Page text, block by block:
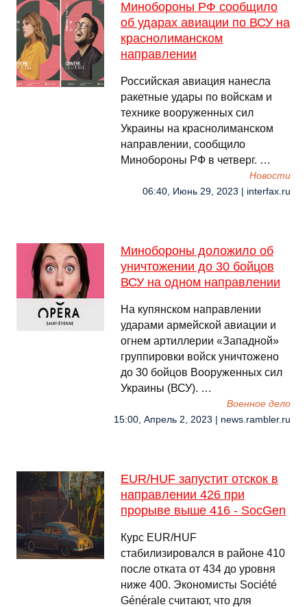
Минобороны РФ сообщило
об ударах авиации по ВСУ на
краснолиманском
направлении
Российская авиация нанесла
ракетные удары по войскам и
технике вооруженных сил
Украины на краснолиманском
направлении, сообщило
Минобороны РФ в четверг. …
Новости
06:40, Июнь 29, 2023 | interfax.ru
Минобороны доложило об
уничтожении до 30 бойцов
ВСУ на одном направлении
На купянском направлении
ударами армейской авиации и
огнем артиллерии «Западной»
группировки войск уничтожено
до 30 бойцов Вооруженных сил
Украины (ВСУ). …
Военное дело
15:00, Апрель 2, 2023 | news.rambler.ru
EUR/HUF запустит отскок в
направлении 426 при
прорыве выше 416 - SocGen
Курс EUR/HUF
стабилизировался в районе 410
после отката от 434 до уровня
ниже 400. Экономисты Société
Générale считают, что для